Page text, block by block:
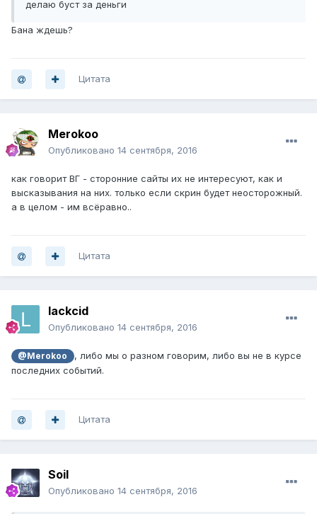
делаю буст за деньги
Бана ждешь?
Цитата
Merokoo
Опубликовано 14 сентября, 2016
как говорит ВГ - сторонние сайты их не интересуют, как и
высказывания на них. только если скрин будет неосторожный.
а в целом - им всёравно..
Цитата
lackcid
Опубликовано 14 сентября, 2016
@Merokoo
, либо мы о разном говорим, либо вы не в курсе
последних событий.
Цитата
Soil
Опубликовано 14 сентября, 2016